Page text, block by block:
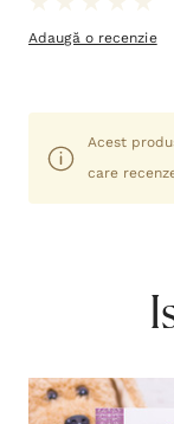
Adaugă o recenzie
Acest
care